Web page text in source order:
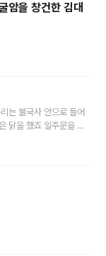
암을 창건한 김대
는 불국사 안으로 들어
닭을 했죠 일주문을 보
들어가는 분으로서 한
미가 담겨져 있습니다